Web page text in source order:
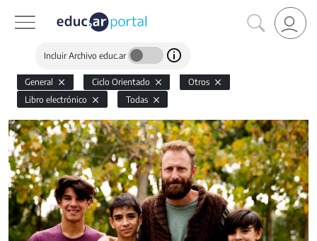
Incluir Archivo educ.ar
General Ciclo Orientado
Otros
Libro electrónico
Todas